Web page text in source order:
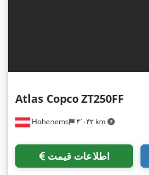
Hohenems ۴٬۰۴۲ km
Atlas CopcoZT250FF
اطلاعات قیمت